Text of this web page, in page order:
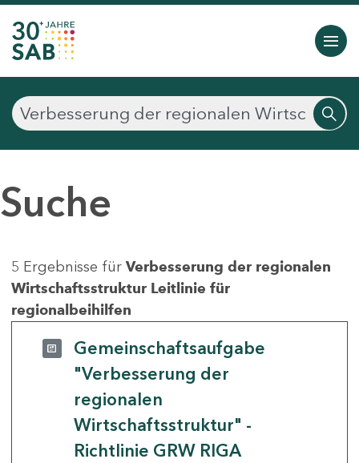
Suche
5 Ergebnisse für Verbesserung der regionalen
Wirtschaftsstruktur Leitlinie für
regionalbeihilfen
Gemeinschaftsaufgabe
"Verbesserung der
regionalen
Wirtschaftsstruktur" -
Richtlinie GRW RIGA